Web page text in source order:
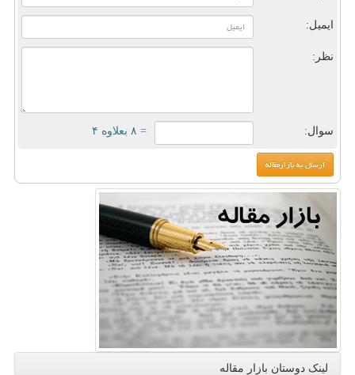
ایمیل:
نظر:
سوال: = ۸ بعلاوه ۴
لینک دوستان بازار مقاله